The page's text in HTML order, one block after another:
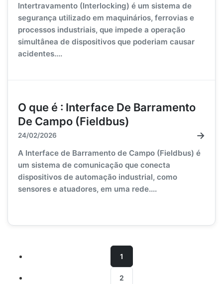
Intertravamento (Interlocking) é um sistema de
segurança utilizado em maquinários, ferrovias e
processos industriais, que impede a operação
simultânea de dispositivos que poderiam causar
acidentes....
O que é : Interface De Barramento
De Campo (Fieldbus)
24/02/2026 →
A Interface de Barramento de Campo (Fieldbus) é
um sistema de comunicação que conecta
dispositivos de automação industrial, como
sensores e atuadores, em uma rede....
1
2